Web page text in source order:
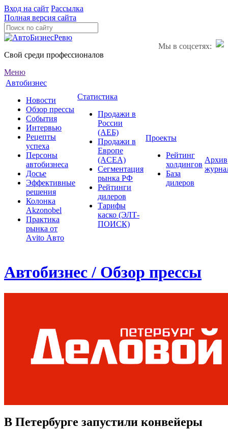
Вход на сайт Рассылка
Полная версия сайта
Мы в соцсетях:
Свой среди профессионалов
Меню
Автобизнес
Новости
Обзор прессы
События
Интервью
Рецепты
успеха
Персоны
автобизнеса
Досье
Эффективные
решения
Колонка
Akzonobel
Практика
рынка от
Аvito Авто
Статистика
Продажи в
России
(АЕБ)
Продажи в
Европе
(ACEA)
Сегментация
рынка РФ
Рейтинги
дилеров
Тарифы
каско (ЭЛТ-
ПОИСК)
Проекты
Рейтинг
холдингов
База
дилеров
Архив
Автобизнес / Обзор прессы
В Петербурге запустили конвейеры